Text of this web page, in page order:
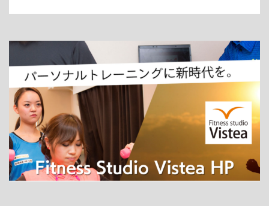
ホーム
パーソナルトレーニング
ダイエット